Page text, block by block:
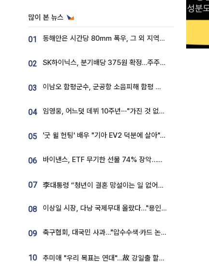
많이 본 뉴스
01 동해안은 시간당 80㎜ 폭우, 그 외 지역은 폭염…‘극과 극 날씨’
02 SK하이닉스, 분기배당 375원 확정…주주환원책 9월로 앞당겨 발표
03 이남오 함평군수, 군공항 소음피해 함평 보상 요구
04 임영웅, 어느덧 데뷔 10주년⋯"가진 것 없던 시절, 내 앞엔 20명의 팬뿐"
05 '굿 윌 헌팅' 배우 "기아 EV2 덕분에 살아"…교통사고 후 안전성 극찬
06 바이낸스, ETF 무기한 선물 74% 장악…한국 레버리지 ETF 거래 급증 [e가상자산]
07 李대통령 “청년이 결혼 망설이는 일 없어야...제도상 불이익 조사”
08 이상일 시장, 다낭 국제무대 올랐다…"용인, 세계 최대 반도체 도시 된다"
09 축구협회, 대국민 사과…"압수수색·카드 논란 사죄, 강도 높은 쇄신"
10 추미애 "우리 목표는 연대"…故 강일출 할머니 흉상 제막